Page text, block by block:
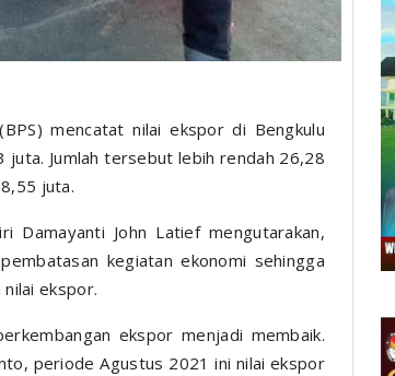
mencatat nilai ekspor di Bengkulu
Jumlah tersebut lebih rendah 26,28
juta.
Damayanti John Latief mengutarakan,
kegiatan ekonomi sehingga
ekspor.
ekspor menjadi membaik.
periode Agustus 2021 ini nilai ekspor